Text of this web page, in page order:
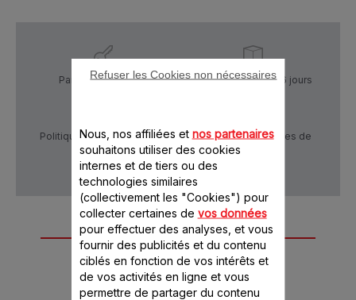
Paiement Sécurisé Livraison sous 5 à 6 jours
Politique de confidentialité
Conditions générales de
vente
Autre(s) accessoire(s)
recommandé(s)
Nous, nos affiliées et nos partenaires
souhaitons utiliser des cookies
internes et de tiers ou des
technologies similaires
(collectivement les "Cookies") pour
collecter certaines de vos données
pour effectuer des analyses, et vous
fournir des publicités et du contenu
ciblés en fonction de vos intérêts et
de vos activités en ligne et vous
permettre de partager du contenu
Refuser les Cookies non nécessaires